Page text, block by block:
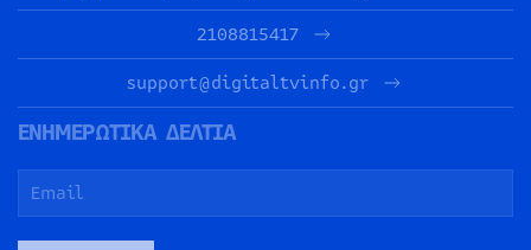
2108815417
support@digitaltvinfo.gr
ΕΝΗΜΕΡΩΤΙΚΑ ΔΕΛΤΙΑ